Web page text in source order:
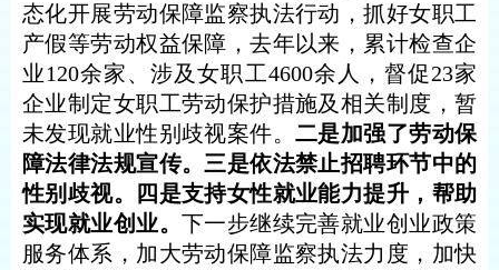
态化开展劳动保障监察执法行动，抓好女职工
产假等劳动权益保障，去年以来，累计检查企
业120余家、涉及女职工4600余人，督促23家
企业制定女职工劳动保护措施及相关制度，暂
未发现就业性别歧视案件。二是加强了劳动保
障法律法规宣传。三是依法禁止招聘环节中的
性别歧视。四是支持女性就业能力提升，帮助
实现就业创业。 下一步继续完善就业创业政策
服务体系，加大劳动保障监察执法力度，加快